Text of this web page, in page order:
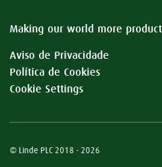
Making our world more
Aviso de Privacidade
Política de Cookies
Cookie Settings
© Linde PLC 2018 - 2026